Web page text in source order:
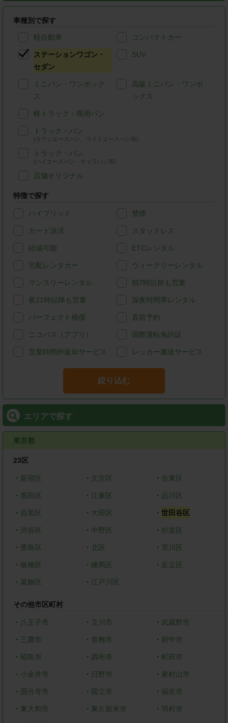
車種別で探す
軽自動車 コンパクトカー
ステーションワゴン・
セダン
SUV
ミニバン・ワンボック
ス
高級ミニバン・ワンボ
ックス
軽トラック・商用バン
トラック・バン
(タウンエースバン、ライトエースバン等)
トラック・バン
(ハイエースバン・キャラバン等)
店舗オリジナル
特徴で探す
ハイブリッド 禁煙
カード決済 スタッドレス
給油可能 ETCレンタル
宅配レンタカー ウィークリーレンタル
マンスリーレンタル 朝7時以前も営業
夜21時以降も営業 深夜時間帯レンタル
パーフェクト補償 直前予約
ニコパス（アプリ） 国際運転免許証
営業時間外返却サービス レッカー搬送サービス
絞り込む
エリアで探す
東京都
23区
・ 新宿区 ・ 文京区 ・ 台東区
・ 墨田区 ・ 江東区 ・ 品川区
・ 目黒区 ・ 大田区 ・世田谷区
・ 渋谷区 ・ 中野区 ・杉並区
・ 豊島区 ・ 北区 ・ 荒川区
・ 板橋区 ・ 練馬区 ・ 足立区
・ 葛飾区 ・ 江戸川区
その他市区町村
・ 八王子市 ・ 立川市 ・ 武蔵野市
・ 三鷹市 ・ 青梅市 ・ 府中市
・ 昭島市 ・ 調布市 ・ 町田市
・ 小金井市 ・ 日野市 ・ 東村山市
・ 国分寺市 ・ 国立市 ・ 福生市
・ 東大和市 ・ 東久留米市 ・羽村市